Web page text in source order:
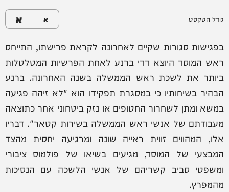
גודל הטקסט א א
בפגישות סגורות שקיים לאחרונה לקראת פרישתו, התייחס
ראש המוסד היוצא דדי ברנע לאחת הפרשיות המטלטלות
ביותר את לשכת ראש הממשלה בשנה האחרונה. ברנע
הבהיר בשיחותיו כי במסגרת תפקידו הוא "לא זיהה פגיעה
במשא ומתן לשחרור החטופים או נזק ביטחוני אחר כתוצאה
מעבודתם של אנשי ראש הממשלה בשירות קטאר". דבריו
אלו, המהווים זווית ראייה שונה ומרגיעה יחסית מהצד
המבצעי של המוסד, מגיעים בשיאו של פולמוס ציבורי
ומשפטי סביב קשריהם של אנשי הלשכה עם הנסיכות
מהמפרץ.